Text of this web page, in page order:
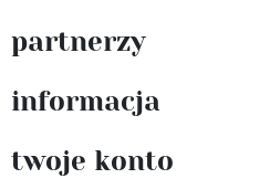
partnerzy
informacja
twoje konto